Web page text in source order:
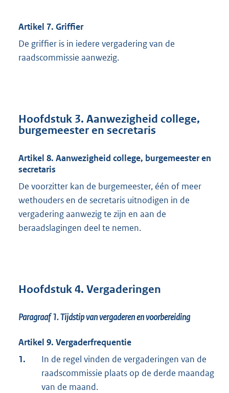
Artikel 7. Griffier
De griffier is in iedere vergadering van de
raadscommissie aanwezig.
Hoofdstuk 3. Aanwezigheid college,
burgemeester en secretaris
Artikel 8. Aanwezigheid college, burgemeester en
secretaris
De voorzitter kan de burgemeester, één of meer
wethouders en de secretaris uitnodigen in de
vergadering aanwezig te zijn en aan de
beraadslagingen deel te nemen.
Hoofdstuk 4. Vergaderingen
Paragraaf 1.Tijdstip van vergaderen en voorbereiding
Artikel 9. Vergaderfrequentie
1.
In de regel vinden de vergaderingen van de
raadscommissie plaats op de derde maandag
van de maand.